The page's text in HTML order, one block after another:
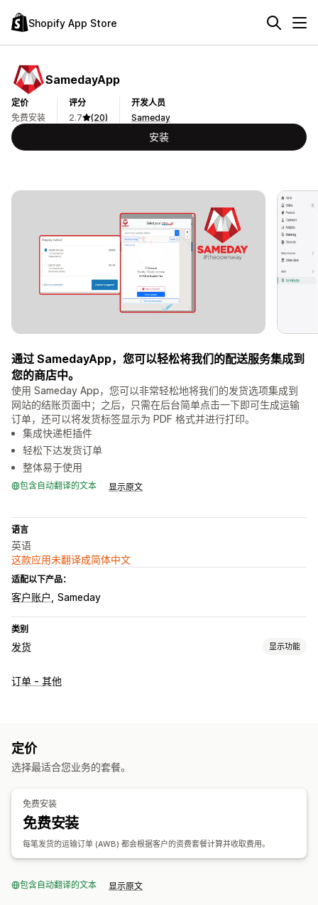
Shopify App Store
SamedayApp
定价
免费安装
评分
2.7
(20)
开发人员
Sameday
安装
通过 SamedayApp，您可以轻松将我们的配送服务集成到
您的商店中。
使用 Sameday App，您可以非常轻松地将我们的发货选项集成到
网站的结账页面中；之后，只需在后台简单点击一下即可生成运输
订单，还可以将发货标签显示为 PDF 格式并进行打印。
集成快递柜插件
轻松下达发货订单
整体易于使用
包含自动翻译的文本 显示原文
语言
英语
这款应用未翻译成简体中文
适配以下产品：
客户账户 Sameday
类别
发货 显示功能
标签和包装
电子邮件通知
订单 - 其他
定价
选择最适合您业务的套餐。
免费安装
免费安装
每笔发货的运输订单 (AWB) 都会根据客户的资费套餐计算并收取费用。
包含自动翻译的文本 显示原文